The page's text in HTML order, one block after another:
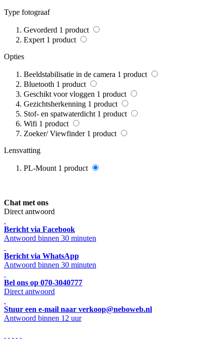
Type fotograaf
Gevorderd 1 product
Expert 1 product
Opties
Beeldstabilisatie in de camera 1 product
Bluetooth 1 product
Geschikt voor vloggen 1 product
Gezichtsherkenning 1 product
Stof- en spatwaterdicht 1 product
Wifi 1 product
Zoeker/ Viewfinder 1 product
Lensvatting
PL-Mount 1 product
Chat met ons
Direct antwoord
Bericht via Facebook
Antwoord binnen 30 minuten
Bericht via WhatsApp
Antwoord binnen 30 minuten
Bel ons op 070-3040777
Direct antwoord
Stuur een e-mail naar verkoop@neboweb.nl
Antwoord binnen 12 uur